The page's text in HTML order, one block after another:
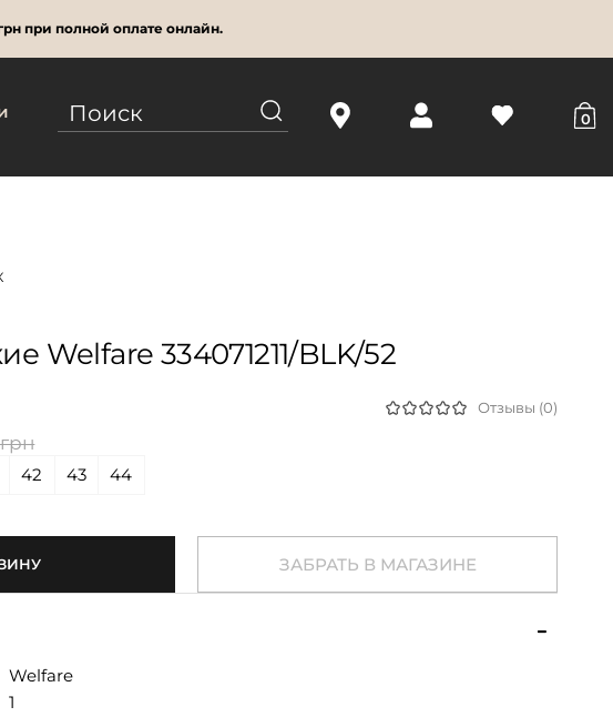
при полной оплате онлайн.
0
Welfare 334071211/BLK/52
Отзывы (0)
42 43 44
ЗАБРАТЬ В МАГАЗИНЕ
Welfare
1